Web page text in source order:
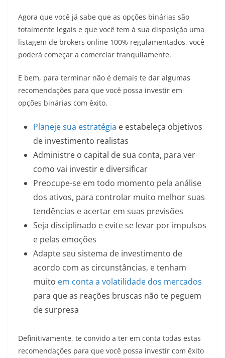
Agora que você já sabe que as opções binárias são
totalmente legais e que você tem à sua disposição uma
listagem de brokers online 100% regulamentados, você
poderá começar a comerciar tranquilamente.
E bem, para terminar não é demais te dar algumas
recomendações para que você possa investir em
opções binárias com êxito.
Planeje sua estratégia e estabeleça objetivos
de investimento realistas
Administre o capital de sua conta, para ver
como vai investir e diversificar
Preocupe-se em todo momento pela análise
dos ativos, para controlar muito melhor suas
tendências e acertar em suas previsões
Seja disciplinado e evite se levar por impulsos
e pelas emoções
Adapte seu sistema de investimento de
acordo com as circunstâncias, e tenham
muito em conta a volatilidade dos mercados
para que as reações bruscas não te peguem
de surpresa
Definitivamente, te convido a ter em conta todas estas
recomendações para que você possa investir com êxito